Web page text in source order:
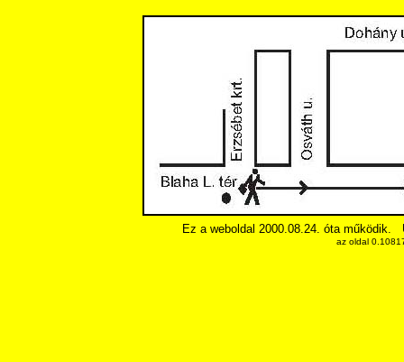
Ez a weboldal 2000.08.24. óta működik.
az oldal